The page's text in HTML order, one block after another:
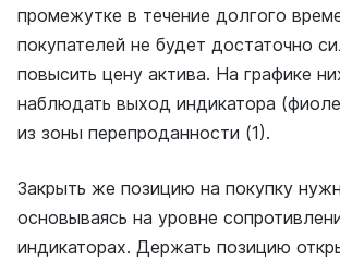
промежутке в течение долгого
покупателей не будет достаточно
повысить цену актива. На графике
наблюдать выход индикатора
из зоны перепроданности (1).
Закрыть же позицию на покупку
основываясь на уровне
индикаторах. Держать позицию